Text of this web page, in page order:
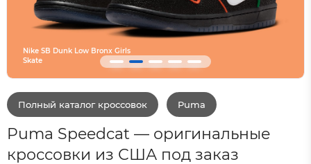
Полный каталог кроссовок Puma
Puma Speedcat — оригинальные
кроссовки из США под заказ